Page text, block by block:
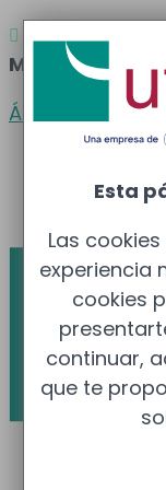
 Atención al
Madrid: 910 211
Área clientes
Català
Esta
Las
experiencia
cookies
continuar,
que te